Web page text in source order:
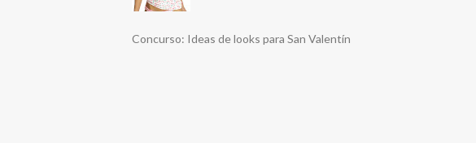
Concurso: Ideas de looks para San Valentín